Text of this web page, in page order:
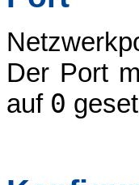
Der Port
auf 0